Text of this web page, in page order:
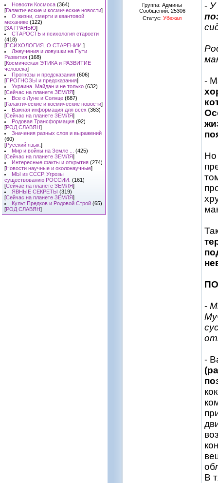
Новости Космоса (364)
[Галактические и космические новости]
О жизни, смерти и квантовой
механике (122)
[ЗА ГРАНЬЮ]
СТАРОСТЬ и психология старости
(418)
[ПСИХОЛОГИЯ. О СТАРЕНИИ. ]
Лжеучения и ловушки на Пути
Развития (168)
[Космическая ЭТИКА и РАЗВИТИЕ
человека]
Прогнозы и предсказания (606)
[ПРОГНОЗЫ и предсказания]
Украина. Майдан и не только (632)
[Сейчас на планете ЗЕМЛЯ]
Все о Луне и Солнце (687)
[Галактические и космические новости]
Важная информация для всех (363)
[Сейчас на планете ЗЕМЛЯ]
Родовая Трансформация (92)
[РОД СЛАВЯН]
Значения разных слов и выражений
(60)
[Русский язык. ]
Мир и войны на Земле ...
(425)
[Сейчас на планете ЗЕМЛЯ]
Интересные факты и открытия (274)
[Новости научные и околонаучные]
МЫ из СССР. Угрозы
существованию РОССИИ. (161)
[Сейчас на планете ЗЕМЛЯ]
ЯВНЫЕ СЕКРЕТЫ (319)
[Сейчас на планете ЗЕМЛЯ]
Культ Предков и Родовой Строй (65)
[РОД СЛАВЯН]
Группа: Админы
Сообщений: 25306
Статус: Убежал
- У
-
Но
-
-
В